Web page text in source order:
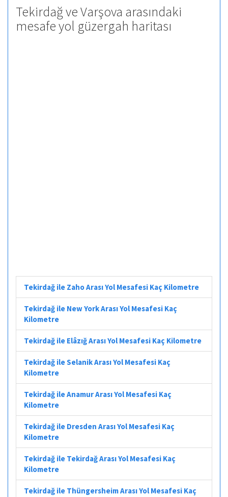
Tekirdağ ve Varşova arasındaki
mesafe yol güzergah haritası
Tekirdağ ile Zaho Arası Yol Mesafesi Kaç Kilometre
Tekirdağ ile New York Arası Yol Mesafesi Kaç
Kilometre
Tekirdağ ile Elâzığ Arası Yol Mesafesi Kaç Kilometre
Tekirdağ ile Selanik Arası Yol Mesafesi Kaç
Kilometre
Tekirdağ ile Anamur Arası Yol Mesafesi Kaç
Kilometre
Tekirdağ ile Dresden Arası Yol Mesafesi Kaç
Kilometre
Tekirdağ ile Tekirdağ Arası Yol Mesafesi Kaç
Kilometre
Tekirdağ ile Thüngersheim Arası Yol Mesafesi Kaç